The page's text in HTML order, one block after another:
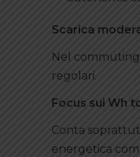
Scarica
Nel
regolari.
Focus sui Wh
Conta
energetica